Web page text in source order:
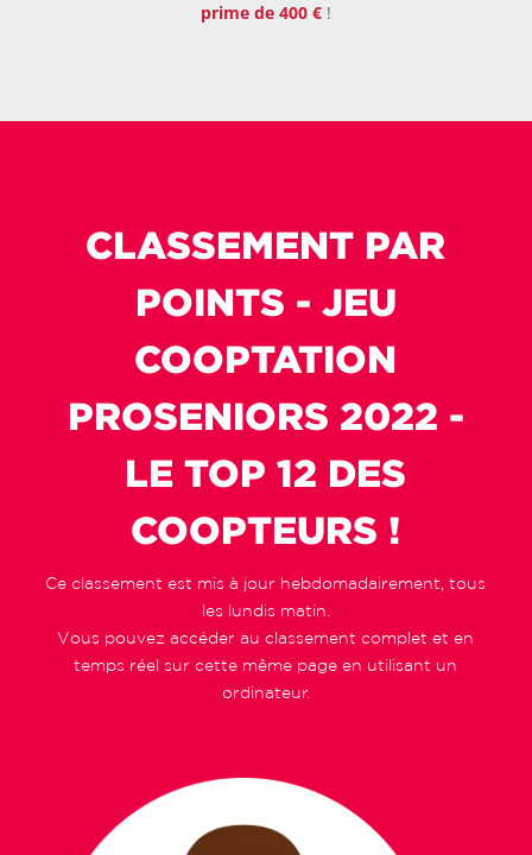
prime de 400 € !
CLASSEMENT PAR
POINTS - JEU
COOPTATION
PROSENIORS 2022 -
LE TOP 12 DES
COOPTEURS !
Ce classement est mis à jour hebdomadairement, tous
les lundis matin.
Vous pouvez accéder au classement complet et en
temps réel sur cette même page en utilisant un
ordinateur.